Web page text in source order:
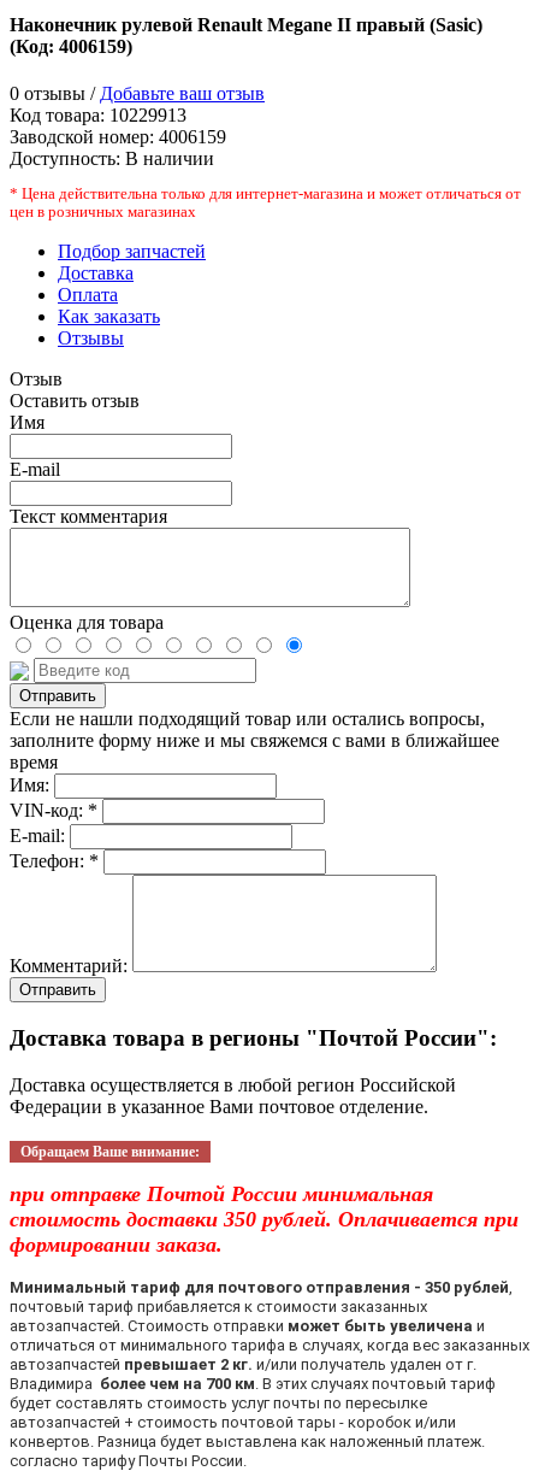
Наконечник рулевой Renault Megane II правый (Sasic)
(Код: 4006159)
0 отзывы / Добавьте ваш отзыв
Код товара: 10229913
Заводской номер: 4006159
Доступность: В наличии
* Цена действительна только для интернет-магазина и может отличаться от
цен в розничных магазинах
Подбор запчастей
Доставка
Оплата
Как заказать
Отзывы
Отзыв
Оставить отзыв
Имя
E-mail
Текст комментария
Оценка для товара
Если не нашли подходящий товар или остались вопросы,
заполните форму ниже и мы свяжемся с вами в ближайшее
время
Имя:
VIN-код: *
E-mail:
Телефон: *
Комментарий:
Отправить
Доставка товара в регионы "Почтой России":
Доставка осуществляется в любой регион Российской
Федерации в указанное Вами почтовое отделение.
Обращаем Ваше внимание:
при отправке Почтой России минимальная
стоимость доставки 350 рублей. Оплачивается при
формировании заказа.
Минимальный тариф для почтового отправления - 350 рублей
почтовый тариф прибавляется к стоимости заказанных
автозапчастей. Стоимость отправки может быть увеличена и
отличаться от минимального тарифа в случаях, когда вес заказанных
автозапчастей превышает 2 кг. и/или получатель удален от г.
Владимира более чем на 700 км . В этих случаях почтовый тариф
будет составлять стоимость услуг почты по пересылке
автозапчастей + стоимость почтовой тары - коробок и/или
конвертов. Разница будет выставлена как наложенный платеж.
согласно тарифу Почты России.